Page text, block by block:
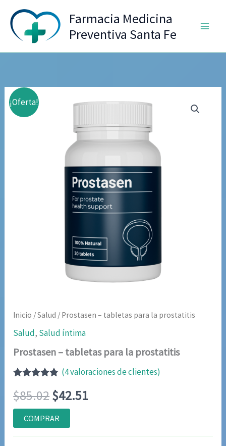
contenido
Farmacia Medicina
Preventiva Santa Fe
¡Oferta!
Inicio /Salud / Prostasen – tabletas para la prostatitis
Salud, Salud íntima
Prostasen – tabletas para la prostatitis
con4.75de
5 en base
a
valoraciones
de clientes
(4valoraciones de clientes)
$85.02El
precio
original
$42.51
actual
COMPRAR